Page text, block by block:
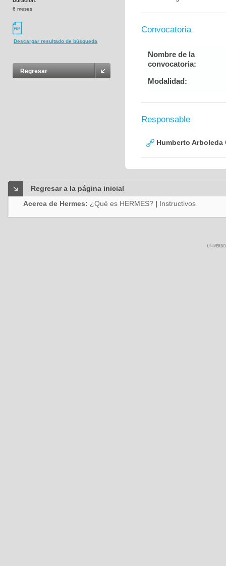
6 meses
Descargar resultado de búsqueda
Regresar
Convocatoria
Nombre de la
convocatoria:
Modalidad:
Responsable
Humberto Arboleda
Regresar a la página inicial
Acerca de Hermes: ¿Qué es HERMES? | Instructivos